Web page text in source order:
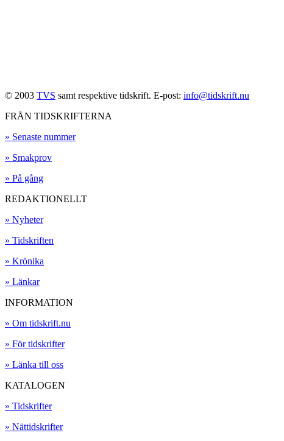
© 2003 TVS samt respektive tidskrift. E-post: info@tidskrift.nu
FRÅN TIDSKRIFTERNA
» Senaste nummer
» Smakprov
» På gång
REDAKTIONELLT
» Nyheter
» Tidskriften
» Krönika
» Länkar
INFORMATION
» Om tidskrift.nu
» För tidskrifter
» Länka till oss
KATALOGEN
» Tidskrifter
» Nättidskrifter